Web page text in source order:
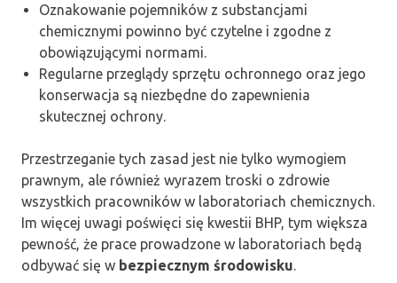
Oznakowanie pojemników z substancjami
chemicznymi powinno być czytelne i zgodne z
obowiązującymi normami.
Regularne przeglądy sprzętu ochronnego oraz jego
konserwacja są niezbędne do zapewnienia
skutecznej ochrony.
Przestrzeganie tych zasad jest nie tylko wymogiem
prawnym, ale również wyrazem troski o zdrowie
wszystkich pracowników w laboratoriach chemicznych.
Im więcej uwagi poświęci się kwestii BHP, tym większa
pewność, że prace prowadzone w laboratoriach będą
odbywać się w bezpiecznym środowisku